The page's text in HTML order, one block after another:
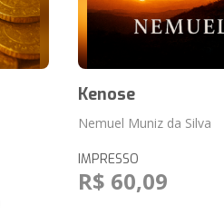
Kenose
Nemuel Muniz da Silva
IMPRESSO
R$ 60,09